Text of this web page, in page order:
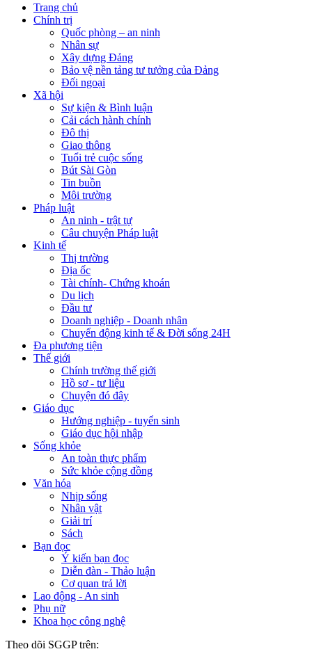
Trang chủ
Chính trị
Quốc phòng – an ninh
Nhân sự
Xây dựng Đảng
Bảo vệ nền tảng tư tưởng của Đảng
Đối ngoại
Xã hội
Sự kiện & Bình luận
Cải cách hành chính
Đô thị
Giao thông
Tuổi trẻ cuộc sống
Bút Sài Gòn
Tin buồn
Môi trường
Pháp luật
An ninh - trật tự
Câu chuyện Pháp luật
Kinh tế
Thị trường
Địa ốc
Tài chính- Chứng khoán
Du lịch
Đầu tư
Doanh nghiệp - Doanh nhân
Chuyển động kinh tế & Đời sống 24H
Đa phương tiện
Thế giới
Chính trường thế giới
Hồ sơ - tư liệu
Chuyện đó đây
Giáo dục
Hướng nghiệp - tuyển sinh
Giáo dục hội nhập
Sống khỏe
An toàn thực phẩm
Sức khỏe cộng đồng
Văn hóa
Nhịp sống
Nhân vật
Giải trí
Sách
Bạn đọc
Ý kiến bạn đọc
Diễn đàn - Thảo luận
Cơ quan trả lời
Lao động - An sinh
Phụ nữ
Khoa học công nghệ
Theo dõi SGGP trên: